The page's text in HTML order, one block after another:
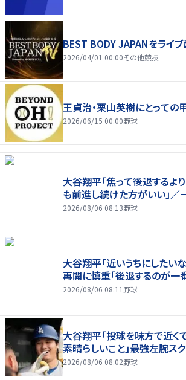
BEST BODY JAPANをライブ
2026/04/01 00:00その他競技
王貞治・栗山英樹にとっての
2026/06/15 00:00野球
大谷翔平「焦って後退するよ
も前進し続けた方がいい」／
2026/08/06 08:13野球
大谷翔平「近いうちにしたい
再開に慎重「後退するのが一
2026/08/06 08:11 野球
大谷翔平「投球を味方で近く
素晴らしいこと」最強左腕ス
2026/08/06 08:02野球